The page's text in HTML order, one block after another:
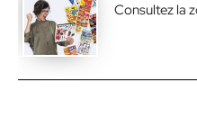
Consultez la